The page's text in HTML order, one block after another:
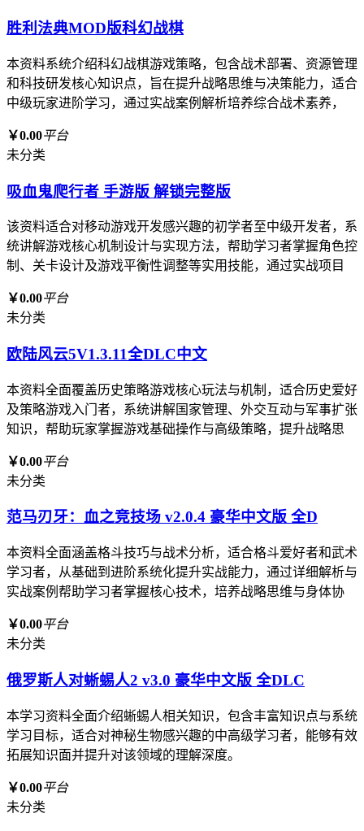
胜利法典MOD版科幻战棋
本资料系统介绍科幻战棋游戏策略，包含战术部署、资源管理
和科技研发核心知识点，旨在提升战略思维与决策能力，适合
中级玩家进阶学习，通过实战案例解析培养综合战术素养，
￥0.00平台
未分类
吸血鬼爬行者 手游版 解锁完整版
该资料适合对移动游戏开发感兴趣的初学者至中级开发者，系
统讲解游戏核心机制设计与实现方法，帮助学习者掌握角色控
制、关卡设计及游戏平衡性调整等实用技能，通过实战项目
￥0.00平台
未分类
欧陆风云5V1.3.11全DLC中文
本资料全面覆盖历史策略游戏核心玩法与机制，适合历史爱好
及策略游戏入门者，系统讲解国家管理、外交互动与军事扩张
知识，帮助玩家掌握游戏基础操作与高级策略，提升战略思
￥0.00平台
未分类
范马刃牙：血之竞技场 v2.0.4 豪华中文版 全D
本资料全面涵盖格斗技巧与战术分析，适合格斗爱好者和武术
学习者，从基础到进阶系统化提升实战能力，通过详细解析与
实战案例帮助学习者掌握核心技术，培养战略思维与身体协
￥0.00平台
未分类
俄罗斯人对蜥蜴人2 v3.0 豪华中文版 全DLC
本学习资料全面介绍蜥蜴人相关知识，包含丰富知识点与系统
学习目标，适合对神秘生物感兴趣的中高级学习者，能够有效
拓展知识面并提升对该领域的理解深度。
￥0.00平台
未分类